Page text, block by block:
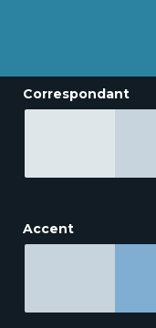
Correspondant
Accent